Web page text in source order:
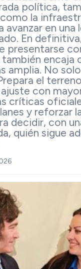
política,
la
avanzar en una
En
presentarse
encaja
amplia. No
el
con
críticas
y reforzar
decidir, con
quién sigue